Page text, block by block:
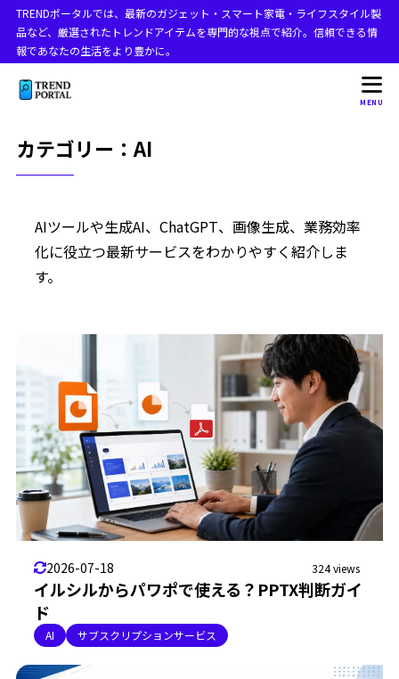
TRENDポータルでは、最新のガジェット・スマート家電・ライフスタイル製
品など、厳選されたトレンドアイテムを専門的な視点で紹介。信頼できる情
報であなたの生活をより豊かに。
MENU
カテゴリー：AI
AIツールや生成AI、ChatGPT、画像生成、業務効率
化に役立つ最新サービスをわかりやすく紹介しま
す。
2026-07-18 324 views
イルシルからパワポで使える？PPTX判断ガイ
ド
AI サブスクリプションサービス